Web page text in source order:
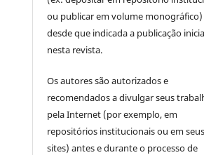
ou publicar em volume monográfico)
desde que indicada a publicação
nesta revista.
Os autores são autorizados e
recomendados a divulgar seus
pela Internet (por exemplo, em
repositórios institucionais ou em seus
sites) antes e durante o processo de